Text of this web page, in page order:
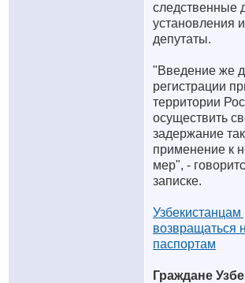
следственные
установления
депутаты.
"Введение же
регистрации
территории
осуществить
задержание
применение к
мер", -
записке.
возвращаться
паспортам
Граждане